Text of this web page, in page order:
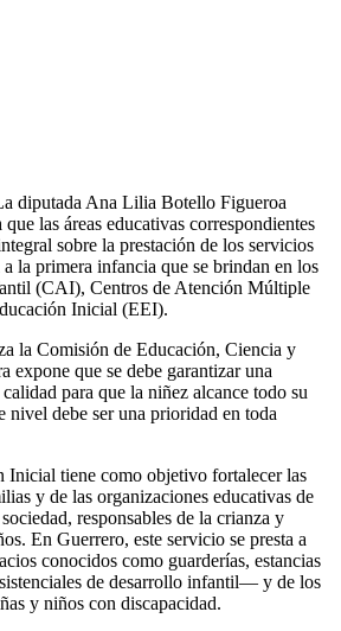
diputada Ana Lilia Botello Figueroa
las áreas educativas correspondientes
sobre la prestación de los servicios
la primera infancia que se brindan en los
(CAI), Centros de Atención Múltiple
Inicial (EEI).
la Comisión de Educación, Ciencia y
expone que se debe garantizar una
para que la niñez alcance todo su
nivel debe ser una prioridad en toda
Inicial tiene como objetivo fortalecer las
y de las organizaciones educativas de
responsables de la crianza y
En Guerrero, este servicio se presta a
conocidos como guarderías, estancias
de desarrollo infantil— y de los
y niños con discapacidad.